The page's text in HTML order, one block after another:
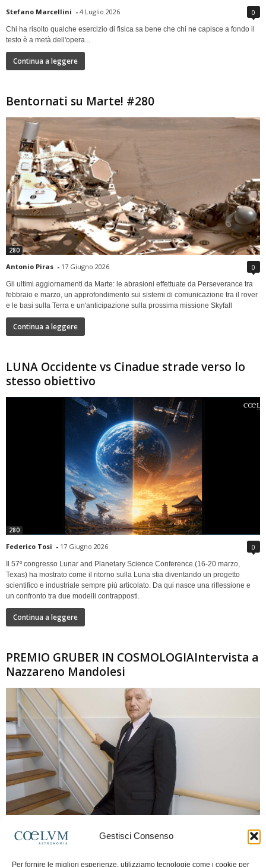
Gestisci Consenso
Per fornire le migliori esperienze, utilizziamo tecnologie come i cookie per
Stefano Marcellini - 4 Luglio 2026 0
Chi ha risolto qualche esercizio di fisica sa bene che chi ne capisce a fondo il
testo è a metà dell'opera...
Continua a leggere
Bentornati su Marte! #280
280
Antonio Piras - 17 Giugno 2026 0
Gli ultimi aggiornamenti da Marte: le abrasioni effettuate da Perseverance tra
febbraio e marzo, un approfondimento sui sistemi di comunicazione tra il rover
e le basi sulla Terra e un'anticipazione sulla prossima missione Skyfall
Continua a leggere
LUNA Occidente vs Cinadue strade verso lo
stesso obiettivo
280
Federico Tosi - 17 Giugno 2026 0
Il 57º congresso Lunar and Planetary Science Conference (16-20 marzo,
Texas) ha mostrato come il ritorno sulla Luna stia diventando un progetto
scientifico e industriale sempre più articolato. Da qui nasce una riflessione e
un confronto tra due modelli contrapposti.
Continua a leggere
PREMIO GRUBER IN COSMOLOGIAIntervista a
Nazzareno Mandolesi
Frida Paolella - 16 Giugno 2026 0
spaziale europea e della missione Planck. Il dialogo ripercorre i principali